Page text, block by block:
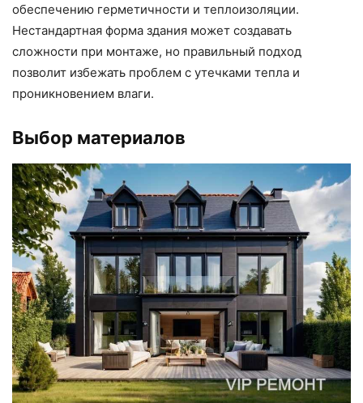
обеспечению герметичности и теплоизоляции.
Нестандартная форма здания может создавать
сложности при монтаже, но правильный подход
позволит избежать проблем с утечками тепла и
проникновением влаги.
Выбор материалов